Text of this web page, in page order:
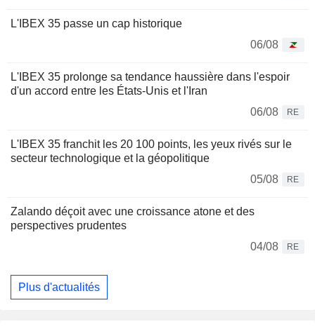
L'IBEX 35 passe un cap historique
06/08
L'IBEX 35 prolonge sa tendance haussière dans l'espoir
d'un accord entre les États-Unis et l'Iran
06/08
RE
L'IBEX 35 franchit les 20 100 points, les yeux rivés sur le
secteur technologique et la géopolitique
05/08
RE
Zalando déçoit avec une croissance atone et des
perspectives prudentes
04/08
RE
Plus d'actualités